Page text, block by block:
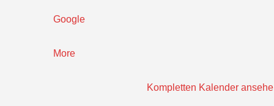
Google
Moreabout
Kompletten Kalender